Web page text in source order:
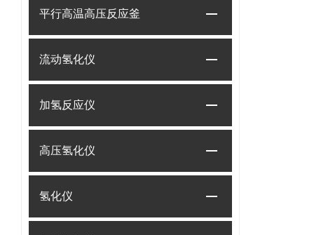
平行高温高压反应釜
流动氢化仪
加氢反应仪
高压氢化仪
氢化仪